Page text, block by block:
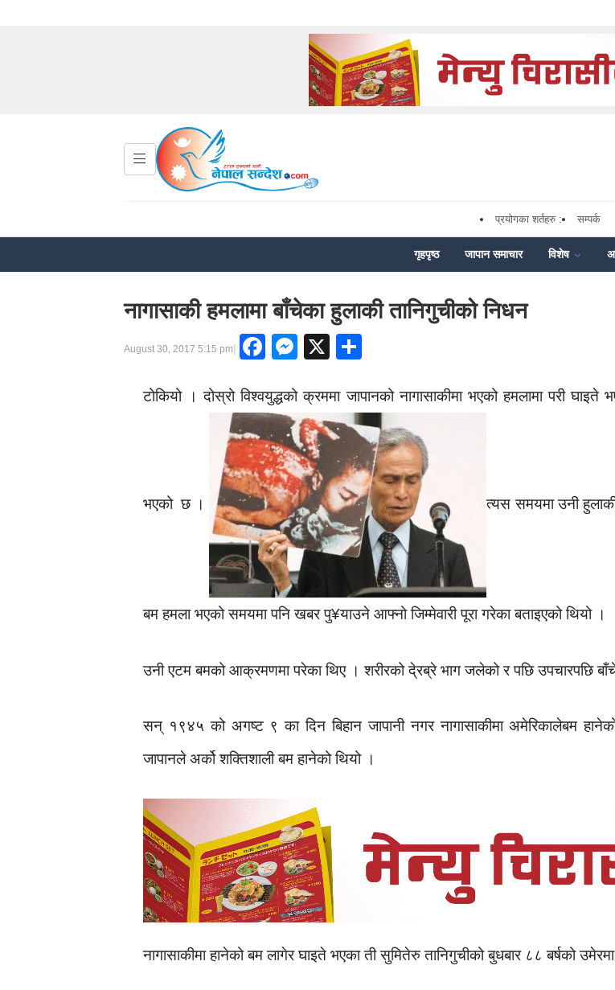
प्रयोगका शर्तहरु : सम्पर्क
गृहपृष्ठ जापान समाचार विशेष
नागासाकी हमलामा बाँचेका हुलाकी तानिगुचीको निधन
August 30, 2017 5:15 pm| Facebook
Messenger
X
टोकियो । दोस्रो विश्वयुद्धको क्रममा जापानको नागासाकीमा भएको हमलामा परी
भएको छ । त्यस समयमा उनी
बम हमला भएको समयमा पनि खबर पु¥याउने आफ्नो जिम्मेवारी पूरा गरेका बताइएको थियो ।
उनी एटम बमको आक्रमणमा परेका थिए । शरीरको दे्रब्रे भाग जलेको र पछि उपचारपछि
सन् १९४५ को अगष्ट ९ का दिन बिहान जापानी नगर नागासाकीमा अमेरिकालेबम
जापानले अर्को शक्तिशाली बम हानेको थियो ।
नागासाकीमा हानेको बम लागेर घाइते भएका ती सुमितेरु तानिगुचीको बुधबार ८८ बर्षको